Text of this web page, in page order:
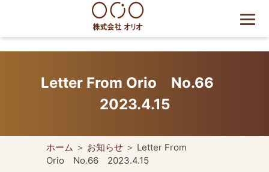
content
世田谷区の相続・空き家・借
却・買取は株式会社Orio
Letter From Orio No.66
2023.4.15
ホーム ＞ お知らせ ＞ Letter From
Orio No.66 2023.4.15